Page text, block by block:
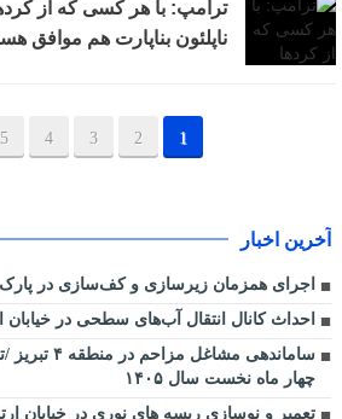
ترامپ: با هر کسی که از
ناپلئون بناپارت هم موافق
1
2
3
4
5
آخرین اخبار
اجرای همزمان زیرسازی و کف‌سازی در
احداث کانال انتقال آب‌های سطحی در
چهار ماه نخست سال ۱۴۰۵
تعمیر و نوسازی ریسه های نوری در خیابان